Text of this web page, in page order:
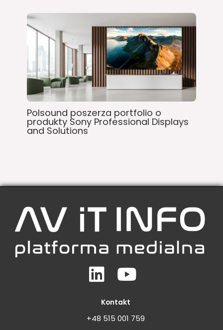
Polsound poszerza portfolio o
produkty Sony Professional Displays
and Solutions
LinkedinYoutube
Kontakt
+48 515 001 759